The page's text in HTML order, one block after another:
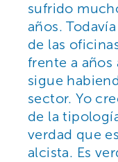
sufrido
años.
de las
frente a años
sigue
sector. Yo
de la
verdad que
alcista. Es